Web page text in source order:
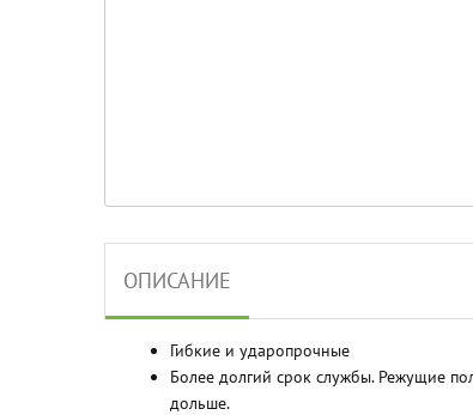
ОПИСАНИЕ
Гибкие и ударопрочные
Более долгий срок службы. Режущие
дольше.